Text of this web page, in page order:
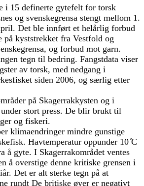
i 15 definerte gytefelt for torsk
og svenskegrensa stengt mellom 1.
Det ble innført et helårlig forbud
på kyststrekket fra Vestfold og
og forbud mot garn.
tegn til bedring. Fangstdata viser
av torsk, med nedgang i
siden 2006, og særlig etter
på Skagerrakkysten og i
stort press. De blir brukt til
og fiskeri.
klimaendringer mindre gunstige
Havtemperatur oppunder 10 ̊C
å gyte. I Skagerrakområdet ventes
å overstige denne kritiske grensen i
Det er alt sterke tegn på at
rundt De britiske øyer er negativt